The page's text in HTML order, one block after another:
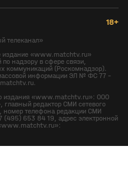
18+
телеканал»
издание «www.matchtv.ru»
по надзору в сфере связи,
коммуникаций (Роскомнадзор).
массовой информации ЭЛ № ФС 77 -
издания «www.matchtv.ru»: ООО
редактор СМИ сетевого
телефона редакции СМИ
653 84 19, адрес электронной